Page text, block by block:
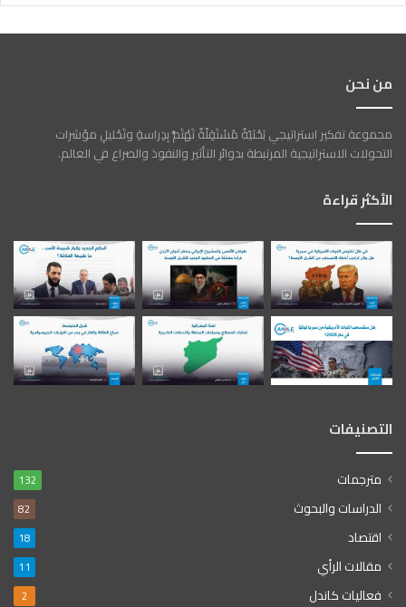
من نحن
مجموعة تفكير استراتيجي بَحْثيّةٌ مُسْتَقِلّةٌ تَهْتَمُّ بِدِراسةِ وتَحْليلِ مؤشرات
التحولات الاستراتيجية المرتبطة بدوائر التأثير والنفوذ والصراع في العالم.
الأكثر قراءة
التصنيفات
مترجمات 132
الدراسات والبحوث 82
اقتصاد 18
مقالات الرأي 11
فعاليات كاندل 2